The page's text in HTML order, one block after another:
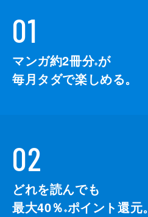
01
マンガ約2冊分※が
毎月タダで楽しめる。
02
どれを読んでも
最大40％ ※ポイント還元。